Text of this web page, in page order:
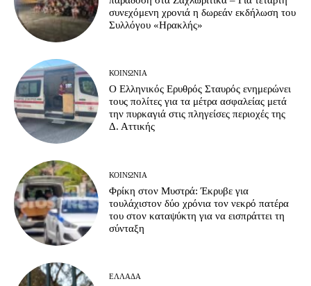
συνεχόμενη χρονιά η δωρεάν εκδήλωση του
Συλλόγου «Ηρακλής»
ΚΟΙΝΩΝΊΑ
Ο Ελληνικός Ερυθρός Σταυρός ενημερώνει
τους πολίτες για τα μέτρα ασφαλείας μετά
την πυρκαγιά στις πληγείσες περιοχές της
Δ. Αττικής
ΚΟΙΝΩΝΊΑ
Φρίκη στον Μυστρά: Έκρυβε για
τουλάχιστον δύο χρόνια τον νεκρό πατέρα
του στον καταψύκτη για να εισπράττει τη
σύνταξη
ΕΛΛΆΔΑ